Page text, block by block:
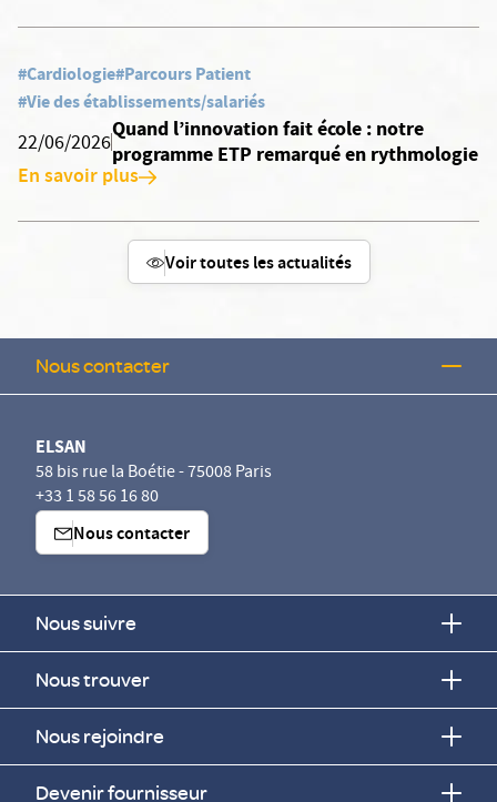
#Cardiologie#Parcours Patient
#Vie des établissements/salariés
22/06/2026
Quand l’innovation fait école : notre
programme ETP remarqué en rythmologie
En savoir plus
Voir toutes les actualités
Nous contacter
ELSAN
58 bis rue la Boétie - 75008 Paris
+33 1 58 56 16 80
Nous contacter
Nous suivre
Nous trouver
Nous rejoindre
Devenir fournisseur